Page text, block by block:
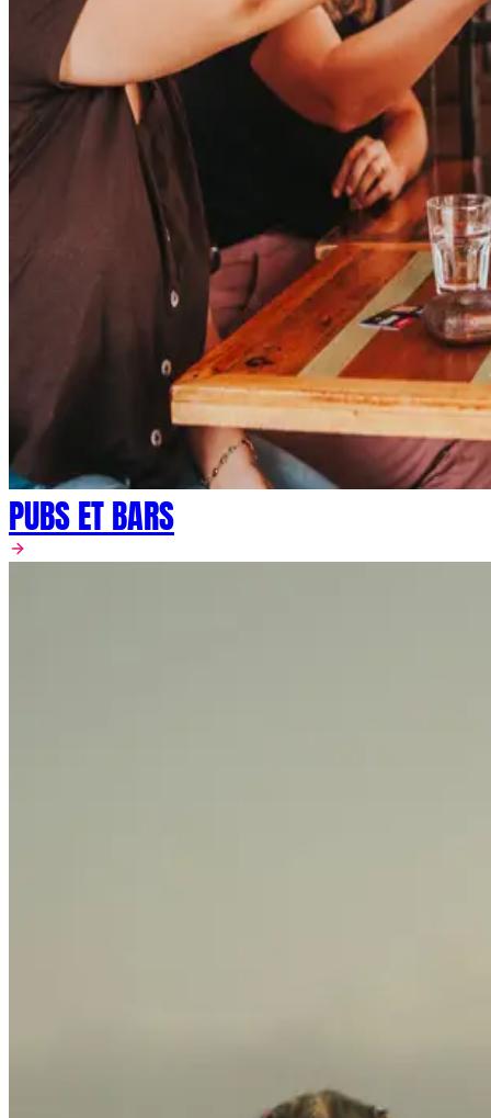
PUBS ET BARS